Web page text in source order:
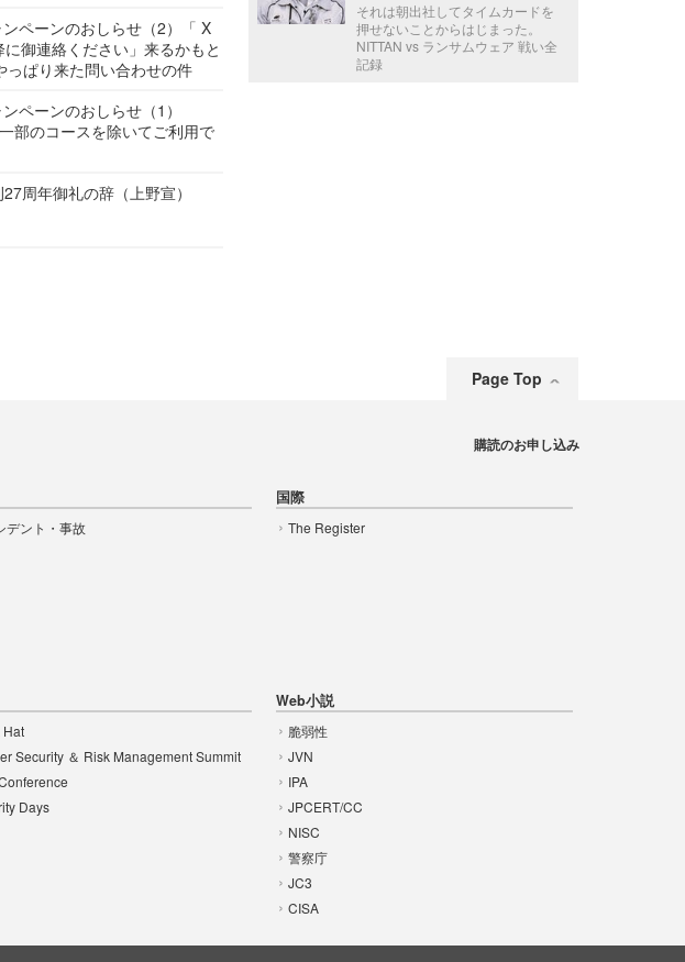
ペーンのおしらせ（2）「 X
御連絡ください」来るかもと
っぱり来た問い合わせの件
ペーンのおしらせ（1）
部のコースを除いてご利用で
周年御礼の辞（上野宣）
それは朝出社してタイムカードを
押せないことからはじまった。
NITTAN vs ランサムウェア 戦い全
記録
Page Top
デント・事故
国際
The Register
Hat
Security ＆ Risk Management Summit
Days
Web小説
脆弱性
JVN
IPA
JPCERT/CC
NISC
警察庁
JC3
CISA
購読のお申し込み